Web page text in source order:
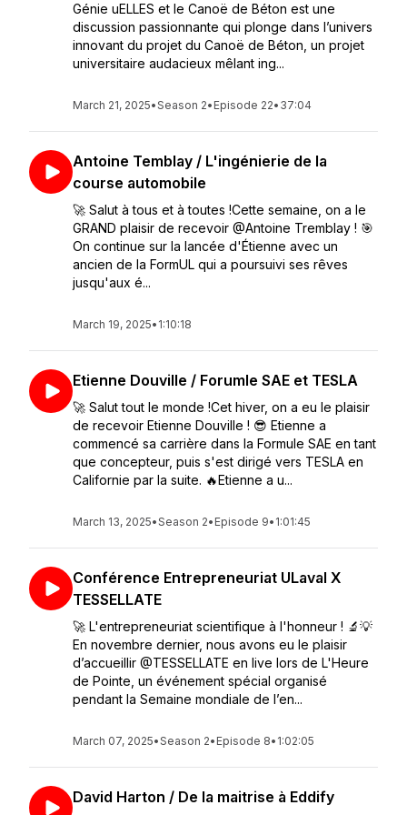
Génie uELLES et le Canoë de Béton est une
discussion passionnante qui plonge dans l’univers
innovant du projet du Canoë de Béton, un projet
universitaire audacieux mêlant ing...
March 21, 2025•Season 2• Episode 22• 37:04
Antoine Temblay / L'ingénierie de la
course automobile
🚀 Salut à tous et à toutes !Cette semaine, on a le
GRAND plaisir de recevoir @Antoine Tremblay ! 🎯
On continue sur la lancée d'Étienne avec un
ancien de la FormUL qui a poursuivi ses rêves
jusqu'aux é...
March 19, 2025• 1:10:18
Etienne Douville / Forumle SAE et TESLA
🚀 Salut tout le monde !Cet hiver, on a eu le plaisir
de recevoir Etienne Douville ! 😎 Etienne a
commencé sa carrière dans la Formule SAE en tant
que concepteur, puis s'est dirigé vers TESLA en
Californie par la suite. 🔥Etienne a u...
March 13, 2025•Season 2• Episode 9• 1:01:45
Conférence Entrepreneuriat ULaval X
TESSELLATE
🚀 L'entrepreneuriat scientifique à l'honneur ! 🔬💡
En novembre dernier, nous avons eu le plaisir
d’accueillir @TESSELLATE en live lors de L'Heure
de Pointe, un événement spécial organisé
pendant la Semaine mondiale de l’en...
March 07, 2025•Season 2• Episode 8• 1:02:05
David Harton / De la maitrise à Eddify